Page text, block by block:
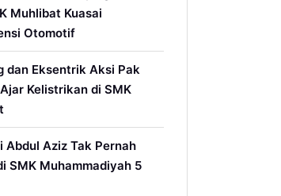
Muhlibat Kuasai
Otomotif
dan Eksentrik Aksi Pak
Kelistrikan di SMK
Abdul Aziz Tak Pernah
SMK Muhammadiyah 5